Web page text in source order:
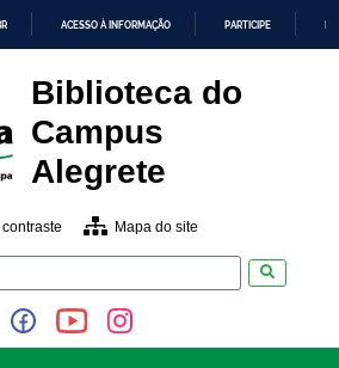
O
CONTEÚDO
ACESSO À INFORMAÇÃO PARTICIPE
Biblioteca do
Campus
Alegrete
Mapa do site